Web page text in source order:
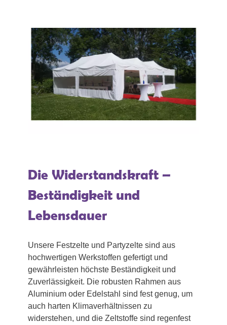
Die Widerstandskraft –
Beständigkeit und
Lebensdauer
Unsere Festzelte und Partyzelte sind aus
hochwertigen Werkstoffen gefertigt und
gewährleisten höchste Beständigkeit und
Zuverlässigkeit. Die robusten Rahmen aus
Aluminium oder Edelstahl sind fest genug, um
auch harten Klimaverhältnissen zu
widerstehen, und die Zeltstoffe sind regenfest